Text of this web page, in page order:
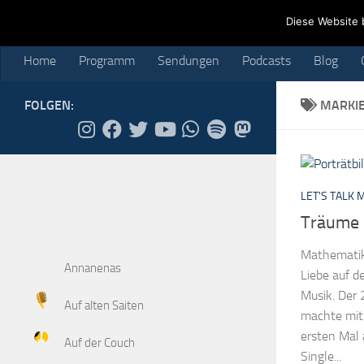
Blog
Home Programm Sendungen Podcasts Blog
LET'S TALK
Träume
Liebe auf
Musik. Der
machte
ersten Mal
Single...
FOLGEN:
Annanenas
Auf alten Saiten
Auf der Couch
Diese Website